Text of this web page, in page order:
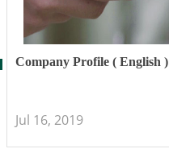
Company Profile ( English )
Jul 16, 2019